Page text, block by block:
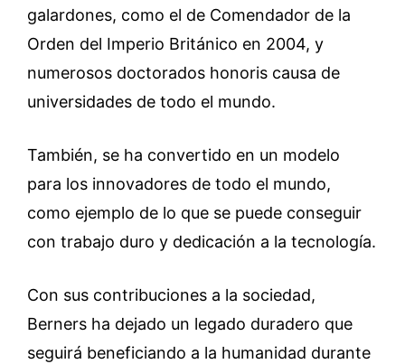
galardones, como el de Comendador de la
Orden del Imperio Británico en 2004, y
numerosos doctorados honoris causa de
universidades de todo el mundo.
También, se ha convertido en un modelo
para los innovadores de todo el mundo,
como ejemplo de lo que se puede conseguir
con trabajo duro y dedicación a la tecnología.
Con sus contribuciones a la sociedad,
Berners ha dejado un legado duradero que
seguirá beneficiando a la humanidad durante